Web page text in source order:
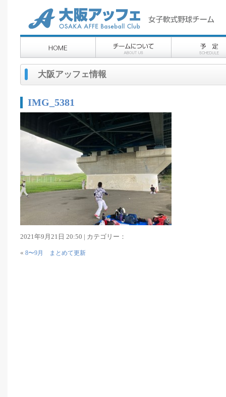
大阪アッフェ情報
IMG_5381
2021年9月21日 20:50 | カテゴリー：
« 8〜9月 まとめて更新